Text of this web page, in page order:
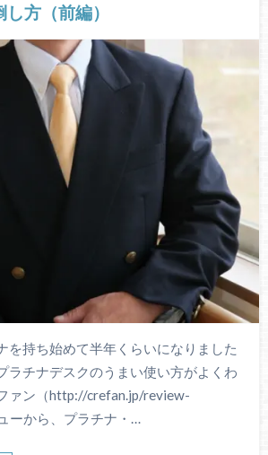
方（前編）
を持ち始めて半年くらいになりました
ラチナデスクのうまい使い方がよくわ
ァン（http://crefan.jp/review-
ーから、プラチナ・…